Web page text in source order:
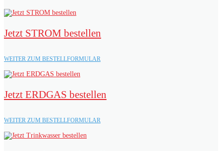
Jetzt STROM bestellen
WEITER ZUM BESTELLFORMULAR
Jetzt ERDGAS bestellen
WEITER ZUM BESTELLFORMULAR